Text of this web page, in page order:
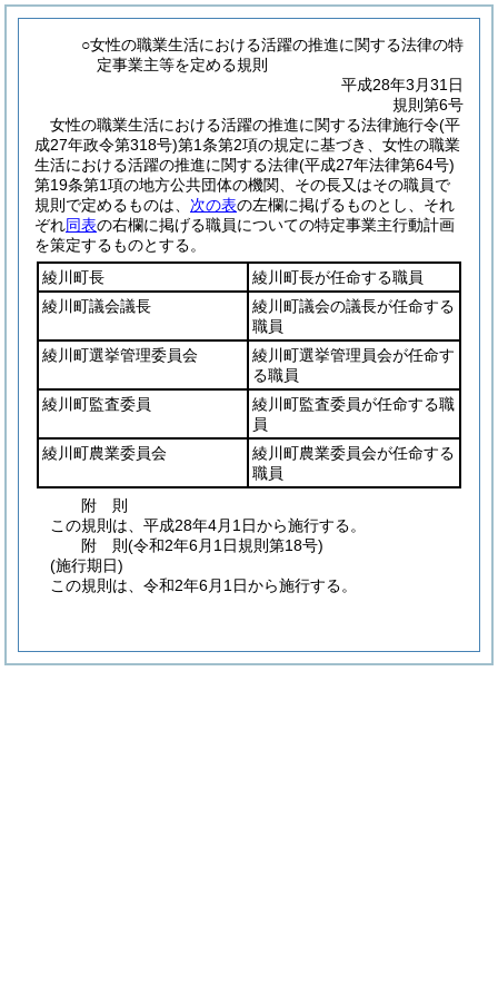
○女性の職業生活における活躍の推進に関する法律の特
定事業主等を定める規則
平成28年3月31日
規則第6号
女性の職業生活における活躍の推進に関する法律施行令(平
成27年政令第318号)第1条第2項の規定に基づき、女性の職業
生活における活躍の推進に関する法律(平成27年法律第64号)
第19条第1項の地方公共団体の機関、その長又はその職員で
規則で定めるものは、 次の表の左欄に掲げるものとし、それ
ぞれ同表の右欄に掲げる職員についての特定事業主行動計画
を策定するものとする。
綾川町長
綾川町長が任命する職員
綾川町議会議長
綾川町議会の議長が任命する
職員
綾川町選挙管理委員会
綾川町選挙管理員会が任命す
る職員
綾川町監査委員
綾川町監査委員が任命する職
員
綾川町農業委員会
綾川町農業委員会が任命する
職員
附 則
この規則は、平成28年4月1日から施行する。
附 則(令和2年6月1日規則第18号)
(施行期日)
この規則は、令和2年6月1日から施行する。